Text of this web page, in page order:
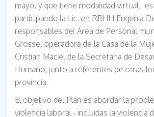
mayo, y que tiene modalidad virtual,
participando la Lic. en RRHH Eugenia
responsables del Área de Personal
Grosse, operadora de la Casa de la
Cristian Maciel de la Secretaria de
Humano, junto a referentes de otras
provincia.
El objetivo del Plan es abordar la
violencia laboral - incluidas la violencia